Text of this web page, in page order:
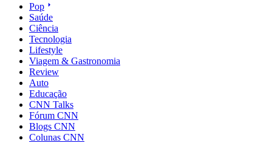
Pop
Saúde
Ciência
Tecnologia
Lifestyle
Viagem & Gastronomia
Review
Auto
Educação
CNN Talks
Fórum CNN
Blogs CNN
Colunas CNN